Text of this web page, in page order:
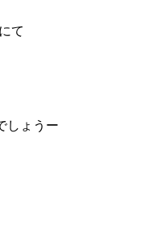
て
しょうー